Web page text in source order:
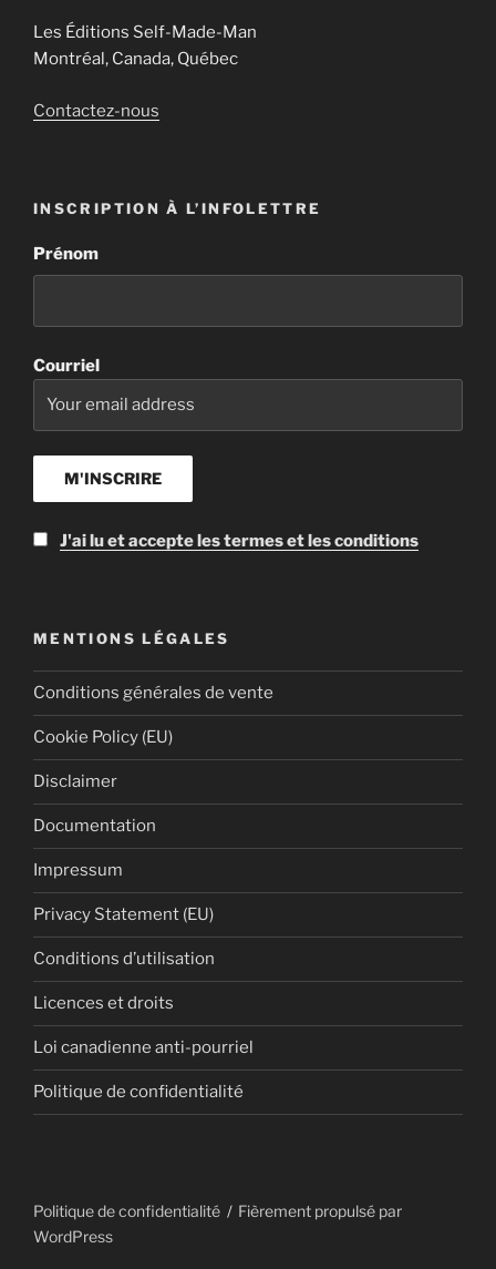
Les Éditions Self-Made-Man
Montréal, Canada, Québec
Contactez-nous
INSCRIPTION À L’INFOLETTRE
Prénom
Courriel
J'ai lu et accepte les termes et les conditions
MENTIONS LÉGALES
Conditions générales de vente
Cookie Policy (EU)
Disclaimer
Documentation
Impressum
Privacy Statement (EU)
Conditions d’utilisation
Licences et droits
Loi canadienne anti-pourriel
Politique de confidentialité
Politique de confidentialité
Fièrement propulsé par
WordPress